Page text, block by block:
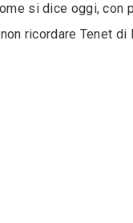
si dice oggi,
ricordare Tenet